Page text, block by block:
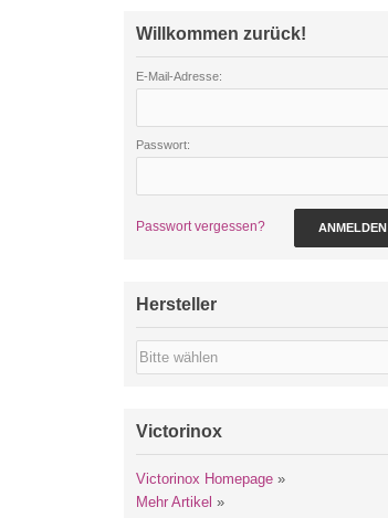
Willkommen zurück!
E-Mail-Adresse:
Passwort:
Passwort vergessen? ANMELDEN
Hersteller
Victorinox
Victorinox Homepage »
Mehr Artikel »